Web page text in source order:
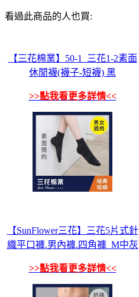
看過此商品的人也買:
【三花棉業】50-1_三花1-2素面
休閒襪(襪子-短襪) 黑
>>點我看更多詳情<<
【SunFlower三花】三花5片式針
織平口褲.男內褲.四角褲_M中灰
>>點我看更多詳情<<